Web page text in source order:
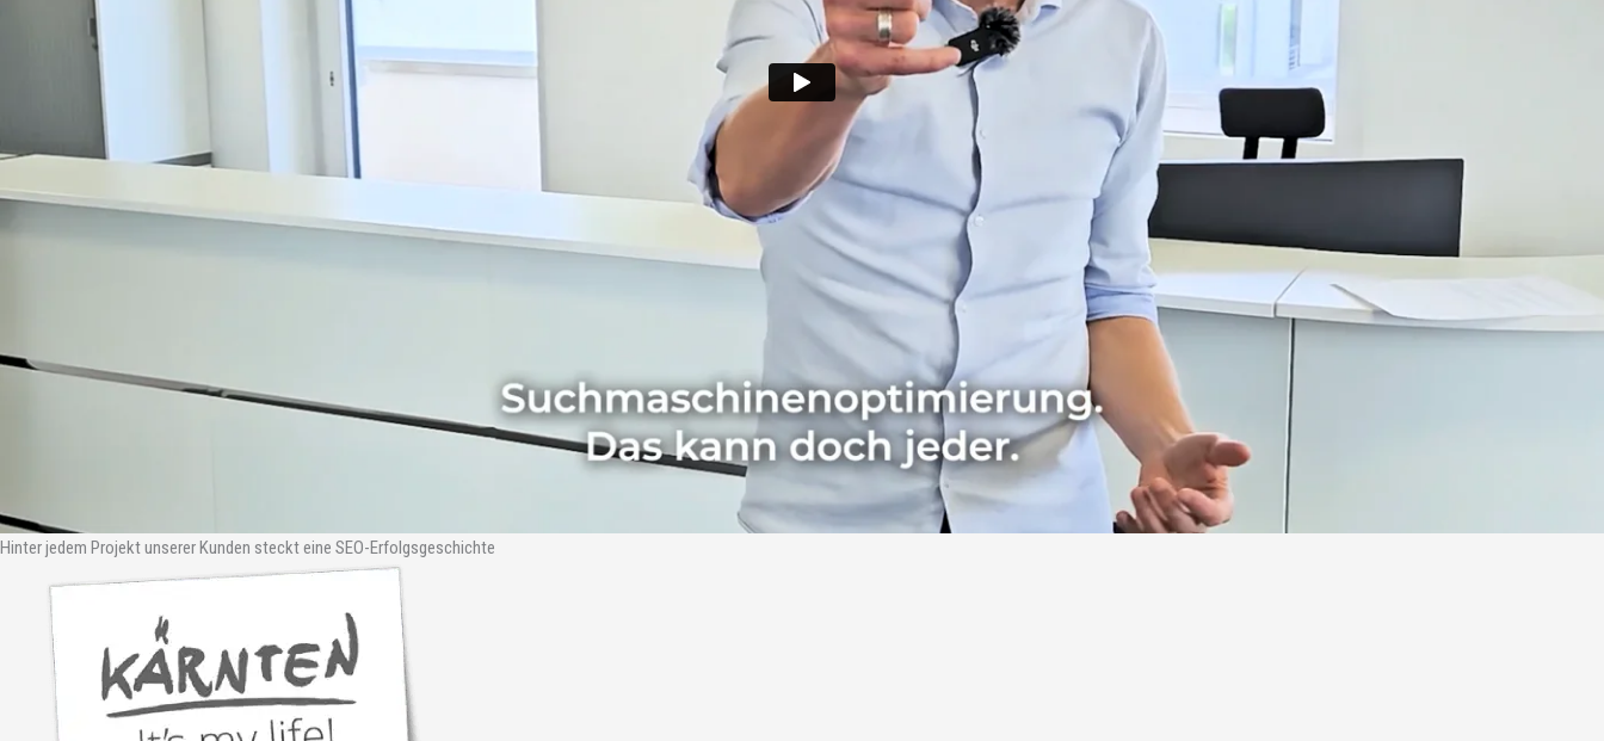
Hinter jedem Projekt unserer Kunden steckt eine SEO-Erfolgsgeschichte